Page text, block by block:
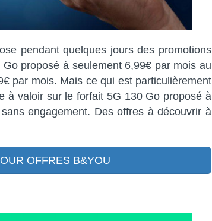
pendant quelques jours des promotions
proposé à seulement 6,99€ par mois au
par mois. Mais ce qui est particulièrement
à valoir sur le forfait 5G 130 Go proposé à
engagement. Des offres à découvrir à
OFFRES B&YOU